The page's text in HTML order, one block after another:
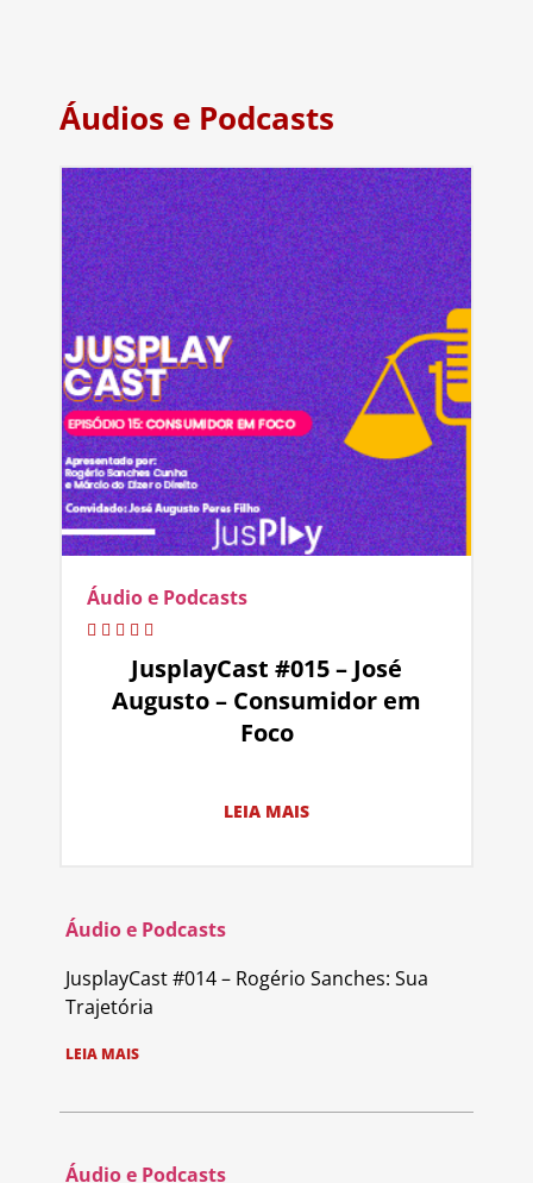
Áudios e Podcasts
Áudio e Podcasts
JusplayCast #015 – José
Augusto – Consumidor em
Foco
LEIA MAIS
Áudio e Podcasts
JusplayCast #014 – Rogério Sanches: Sua
Trajetória
LEIA MAIS
Áudio e Podcasts